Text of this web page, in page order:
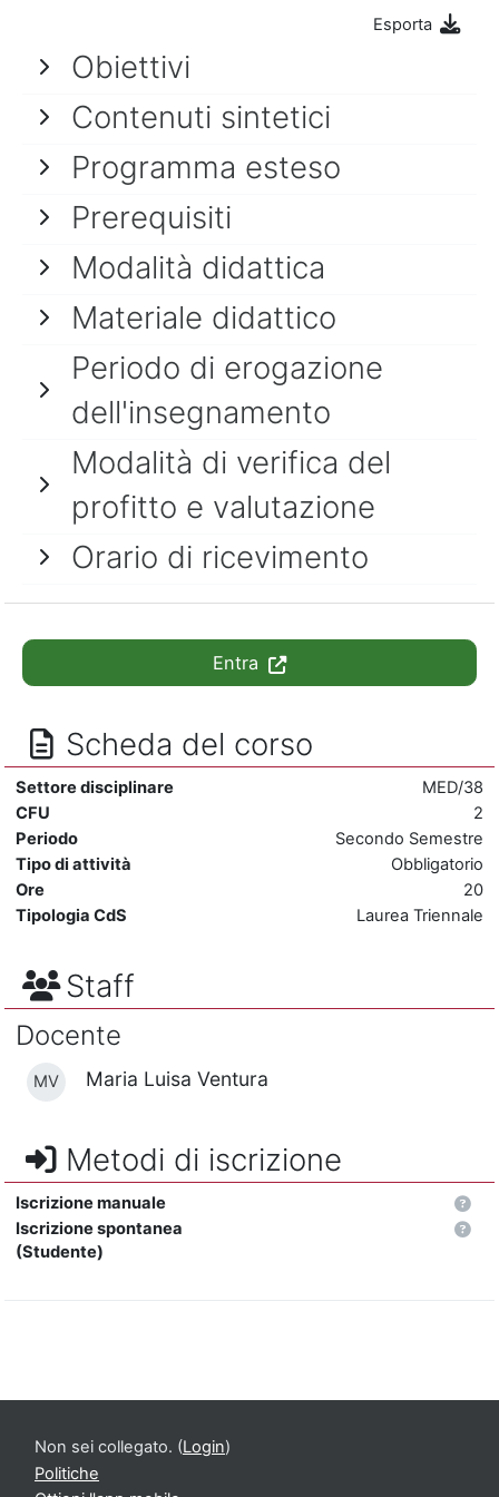
Esporta
Obiettivi
Contenuti sintetici
Programma esteso
Prerequisiti
Modalità didattica
Materiale didattico
Periodo di erogazione
dell'insegnamento
Modalità di verifica del
profitto e valutazione
Orario di ricevimento
Entra
Scheda del corso
Settore disciplinare
MED/38
CFU
2
Periodo
Secondo Semestre
Tipo di attività
Obbligatorio
Ore
20
Tipologia CdS
Laurea Triennale
Staff
Docente
MV Maria Luisa Ventura
Metodi di iscrizione
Iscrizione manuale
Iscrizione spontanea
(Studente)
Non sei collegato. (Login)
Politiche